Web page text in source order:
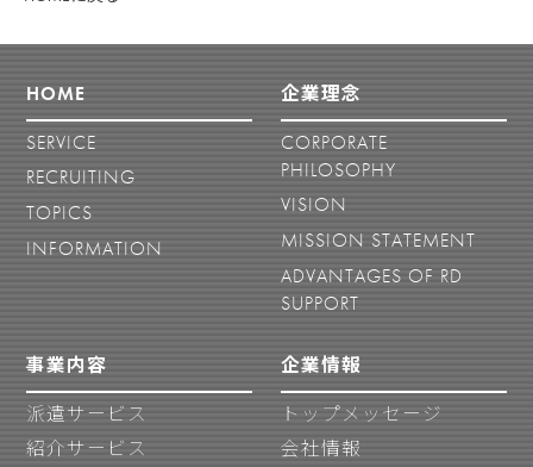
HOME
SERVICE
RECRUITING
TOPICS
INFORMATION
企業理念
CORPORATE
PHILOSOPHY
VISION
MISSION STATEMENT
ADVANTAGES OF RD
SUPPORT
事業内容
派遣サービス
紹介サービス
企業情報
トップメッセージ
会社情報